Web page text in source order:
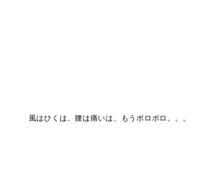
風はひくは、腰は痛いは、もうボロボロ。。。